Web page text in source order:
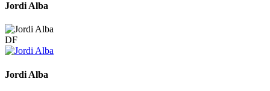
Jordi Alba
DF
Jordi Alba